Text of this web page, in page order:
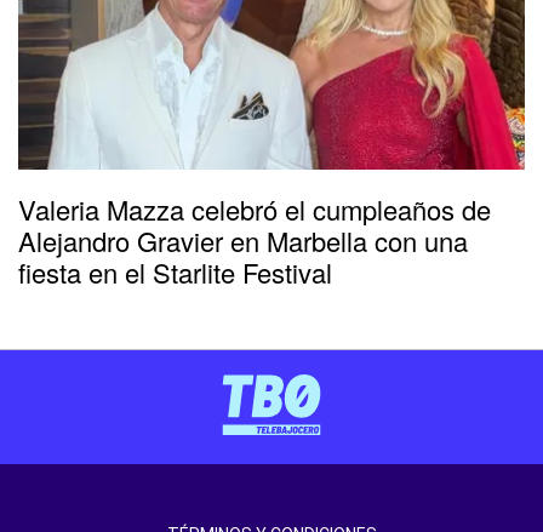
Valeria Mazza celebró el cumpleaños de
Alejandro Gravier en Marbella con una
fiesta en el Starlite Festival